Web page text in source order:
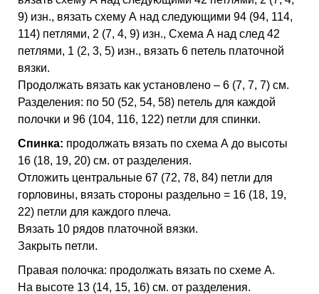
9) изн., вязать схему А над следующими 94 (94, 114,
114) петлями, 2 (7, 4, 9) изн., Схема А над след 42
петлями, 1 (2, 3, 5) изн., вязать 6 петель платочной
вязки.
Продолжать вязать как установлено – 6 (7, 7, 7) см.
Разделения: по 50 (52, 54, 58) петель для каждой
полочки и 96 (104, 116, 122) петли для спинки.
Спинка: продолжать вязать по схема А до высоты
16 (18, 19, 20) см. от разделения.
Отложить центральные 67 (72, 78, 84) петли для
горловины, вязать стороны раздельно = 16 (18, 19,
22) петли для каждого плеча.
Вязать 10 рядов платочной вязки.
Закрыть петли.
Правая полочка: продолжать вязать по схеме А.
На высоте 13 (14, 15, 16) см. от разделения.